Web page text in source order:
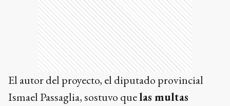
El autor del proyecto, el diputado provincial
Ismael Passaglia, sostuvo quelas multas